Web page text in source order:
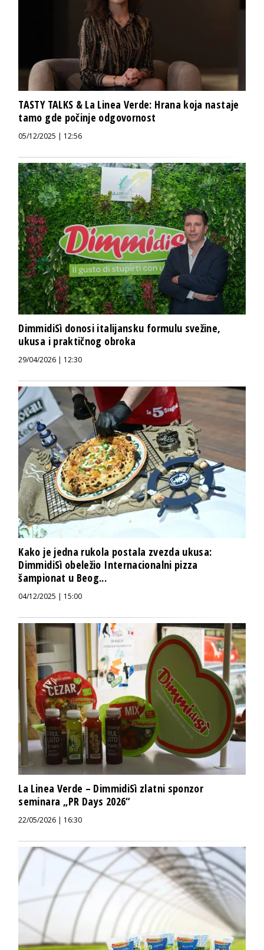
TASTY TALKS & La Linea Verde: Hrana koja nastaje
tamo gde počinje odgovornost
05/12/2025 | 12:56
DimmidiSì donosi italijansku formulu svežine,
ukusa i praktičnog obroka
29/04/2026 | 12:30
Kako je jedna rukola postala zvezda ukusa:
DimmidiSì obeležio Internacionalni pizza
šampionat u Beog...
04/12/2025 | 15:00
La Linea Verde – DimmidiSì zlatni sponzor
seminara „PR Days 2026“
22/05/2026 | 16:30